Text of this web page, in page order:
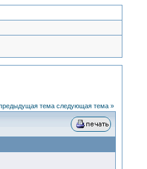
тема следующая тема »